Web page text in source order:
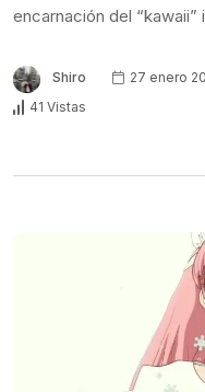
encarnación del
Shiro 27 enero
41 Vistas